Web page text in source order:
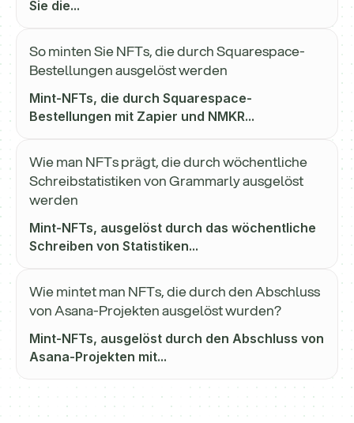
Sie die...
So minten Sie NFTs, die durch Squarespace-
Bestellungen ausgelöst werden
Mint-NFTs, die durch Squarespace-
Bestellungen mit Zapier und NMKR...
Wie man NFTs prägt, die durch wöchentliche
Schreibstatistiken von Grammarly ausgelöst
werden
Mint-NFTs, ausgelöst durch das wöchentliche
Schreiben von Statistiken...
Wie mintet man NFTs, die durch den Abschluss
von Asana-Projekten ausgelöst wurden?
Mint-NFTs, ausgelöst durch den Abschluss von
Asana-Projekten mit...